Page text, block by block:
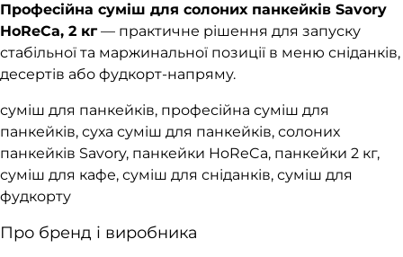
Професійна суміш для солоних панкейків Savory
HoReCa, 2 кг— практичне рішення для запуску
стабільної та маржинальної позиції в меню сніданків,
десертів або фудкорт-напряму.
суміш для панкейків, професійна суміш для
панкейків, суха суміш для панкейків, солоних
панкейків Savory, панкейки HoReCa, панкейки 2 кг,
суміш для кафе, суміш для сніданків, суміш для
фудкорту
Про бренд і виробника